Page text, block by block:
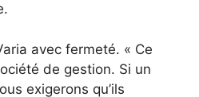
avec fermeté. « Ce
de gestion. Si un
exigerons qu’ils